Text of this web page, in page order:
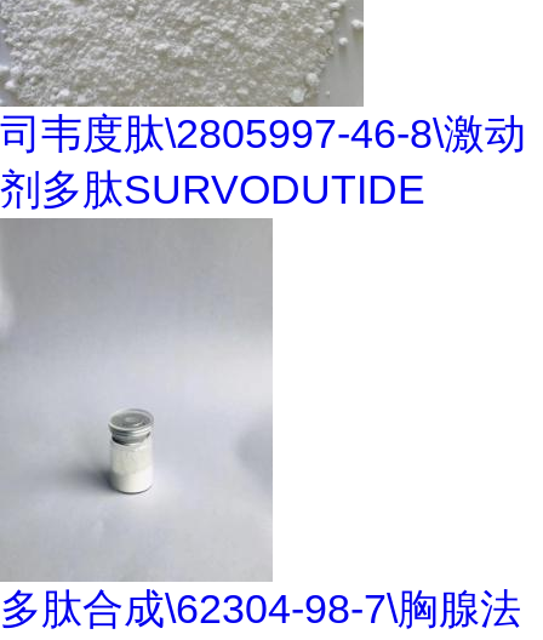
司韦度肽\2805997-46-8\激动
剂多肽SURVODUTIDE
多肽合成\62304-98-7\胸腺法